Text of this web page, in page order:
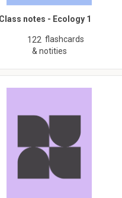
Class notes - Ecology 1
122 flashcards
& notities